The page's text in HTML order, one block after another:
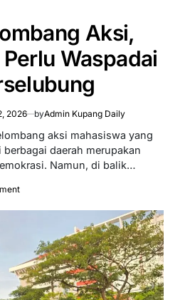
Aksi,
Waspadai
2026 byAdmin Kupang Daily
aksi mahasiswa yang
daerah merupakan
Namun, di balik…
on
Mahasiswa
Perlu
Waspadai
Agenda